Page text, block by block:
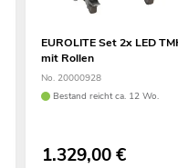
EUROLITE Set 2x LED
mit Rollen
No. 20000928
Bestand reicht ca. 12 Wo.
1.329,00€